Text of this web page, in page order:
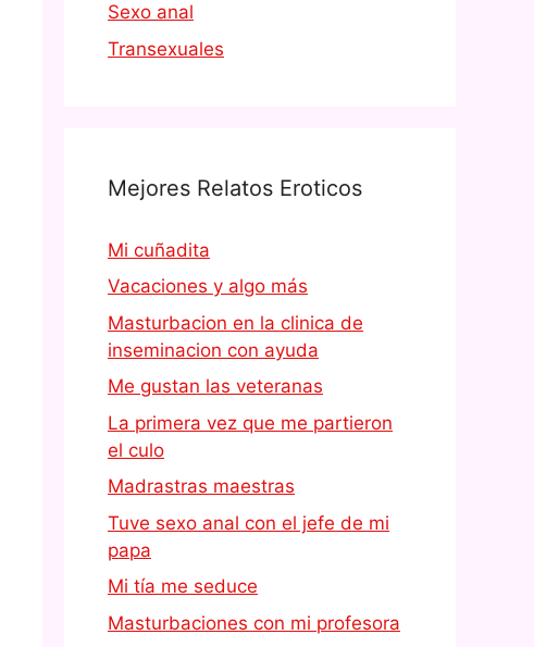
Sexo anal
Transexuales
Mejores Relatos Eroticos
Mi cuñadita
Vacaciones y algo más
Masturbacion en la clinica de
inseminacion con ayuda
Me gustan las veteranas
La primera vez que me partieron
el culo
Madrastras maestras
Tuve sexo anal con el jefe de mi
papa
Mi tía me seduce
Masturbaciones con mi profesora